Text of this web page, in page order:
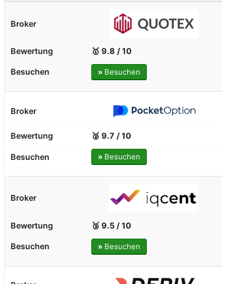
🥇 9.8 / 10
»Besuchen
🥈 9.7 / 10
»Besuchen
🥉 9.5 / 10
»Besuchen